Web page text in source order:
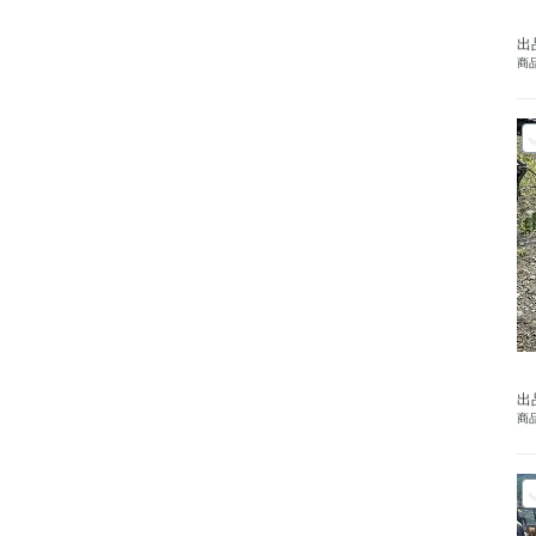
出
商
出
商